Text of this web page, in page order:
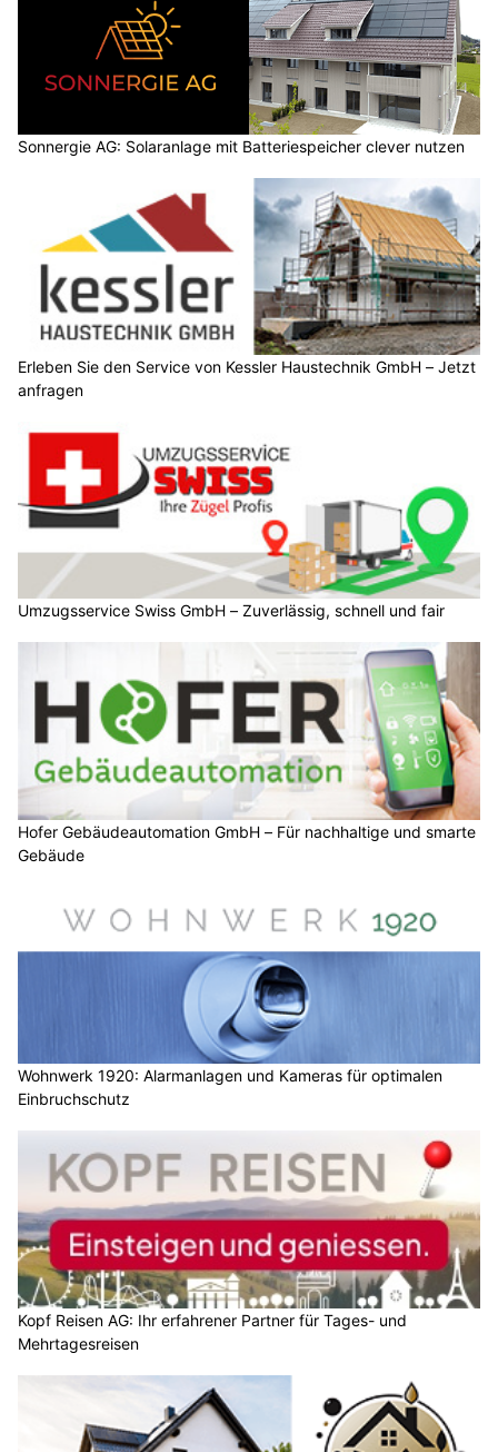
Sonnergie AG: Solaranlage mit Batteriespeicher clever nutzen
Erleben Sie den Service von Kessler Haustechnik GmbH – Jetzt
anfragen
Umzugsservice Swiss GmbH – Zuverlässig, schnell und fair
Hofer Gebäudeautomation GmbH – Für nachhaltige und smarte
Gebäude
Wohnwerk 1920: Alarmanlagen und Kameras für optimalen
Einbruchschutz
Kopf Reisen AG: Ihr erfahrener Partner für Tages- und
Mehrtagesreisen